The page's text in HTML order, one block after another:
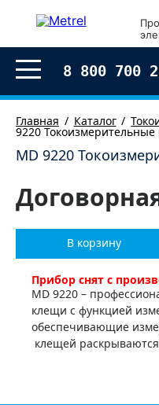
8 800 700
Главная Каталог
9220
MD 9220
В корзину
Прибор снят с
MD 9220 –
клещи с функцией
обеспечивающие
клещей